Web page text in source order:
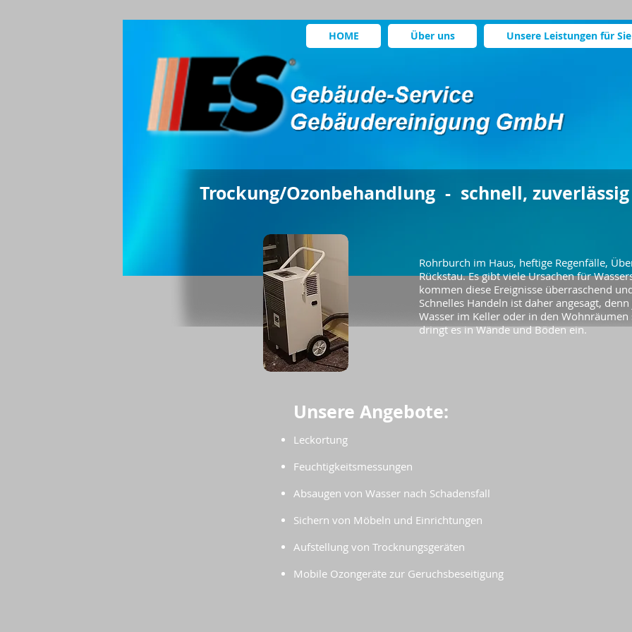
HOME Über uns Unsere Leistungen für Sie
Trockung/Ozonbehandlung - schnell,
Rohrburch im Haus, heftige Regenfälle,
Rückstau. Es gibt viele Ursachen für
kommen diese Ereignisse überraschend
Schnelles Handeln ist daher angesagt,
Wasser im Keller oder in den
dringt es in Wände und Böden ein.
Unsere Angebote:
Leckortung
Feuchtigkeitsmessungen
Absaugen von Wasser nach Schadensfall
Sichern von Möbeln und Einrichtungen
Aufstellung von Trocknungsgeräten
Mobile Ozongeräte zur Geruchsbeseitigung